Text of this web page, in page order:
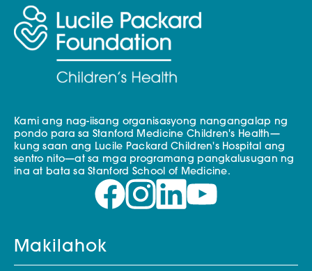
Kami ang nag-iisang organisasyong nangangalap ng
pondo para sa Stanford Medicine Children's Health—
kung saan ang Lucile Packard Children's Hospital ang
sentro nito—at sa mga programang pangkalusugan ng
ina at bata sa Stanford School of Medicine.
Makilahok